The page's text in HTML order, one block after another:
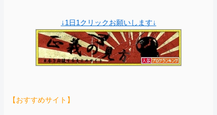
↓1日1クリックお願いします↓
【おすすめサイト】